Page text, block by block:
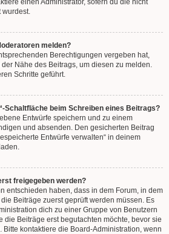
einen Administrator, sofern du die nicht
wurdest.
melden?
Berechtigungen vergeben hat,
Nähe des Beitrags, um diesen zu melden.
Schritte geführt.
Schaltfläche beim Schreiben eines Beitrags?
Entwürfe speichern und zu einem
und absenden. Den gesicherten Beitrag
Entwürfe verwalten“ in deinem
freigegeben werden?
entschieden haben, dass in dem Forum, in dem
Beiträge zuerst geprüft werden müssen. Es
dich zu einer Gruppe von Benutzern
die Beiträge erst begutachten möchte, bevor sie
Bitte kontaktiere die Board-Administration, wenn